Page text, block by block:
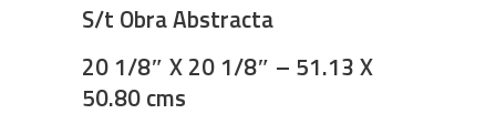
S/t Obra Abstracta
20 1/8″ X 20 1/8″ – 51.13 X
50.80 cms